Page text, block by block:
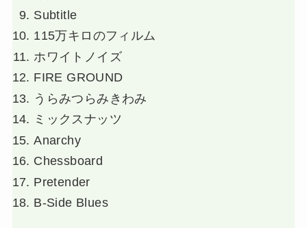
Subtitle
115万キロのフィルム
ホワイトノイズ
FIRE GROUND
うらみつらみきわみ
ミックスナッツ
Anarchy
Chessboard
Pretender
B-Side Blues